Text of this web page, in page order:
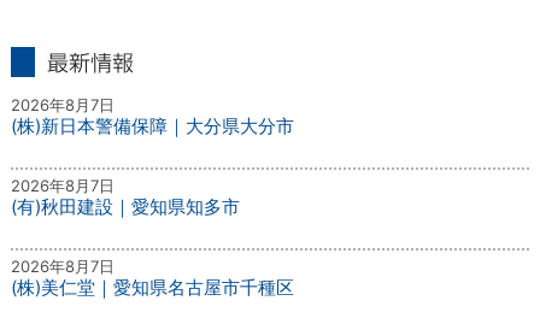
2026年8月7日
(株)新日本警備保障｜大分県大分市
2026年8月7日
(有)秋田建設｜愛知県知多市
2026年8月7日
(株)美仁堂｜愛知県名古屋市千種区